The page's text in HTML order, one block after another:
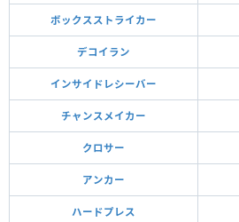
ボックスストライカー
デコイラン
インサイドレシーバー
チャンスメイカー
クロサー
アンカー
ハードプレス